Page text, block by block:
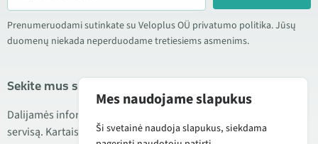
Prenumeruodami sutinkate su Veloplus OÜ privatumo politika. Jūsų
duomenų niekada neperduodame tretiesiems asmenims.
Sekite mus socialiniuose tinkluose
Dalijamės informacija apie geras kainas, naujus produktus ir
servisą. Kartais taip pat publikuojame produktų apžvalgas.
Mes naudojame slapukus
Ši svetainė naudoja slapukus, siekdama